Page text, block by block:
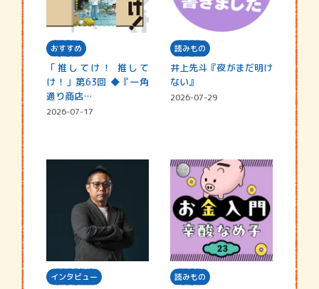
おすすめ
「推してけ！ 推して
け！」第63回 ◆『一角
通り商店…
2026-07-17
読みもの
井上先斗『夜がまだ明け
ない』
2026-07-29
インタビュー 読みもの